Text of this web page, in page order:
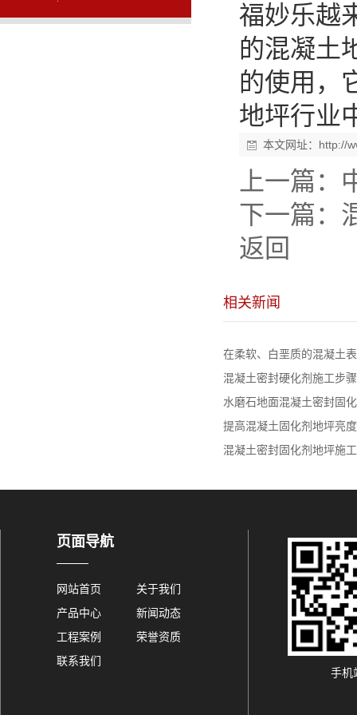
福妙乐越
的混凝土
的使用，
地坪行业
本文网址： http://
上一篇：
下一篇：
返回
相关新闻
在柔软、白垩质的混凝土
混凝土密封硬化剂施工步骤
水磨石地面混凝土密封固
提高混凝土固化剂地坪亮
混凝土密封固化剂地坪施
页面导航
网站首页
关于我们
产品中心
新闻动态
工程案例
荣誉资质
联系我们
手机